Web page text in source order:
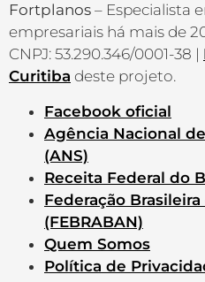
Fortplanos – Especialista
empresariais há mais de
CNPJ: 53.290.346/0001-38 |
Curitiba deste projeto.
Facebook oficial
Agência Nacional
(ANS)
Receita Federal do
Federação
(FEBRABAN)
Quem Somos
Política de